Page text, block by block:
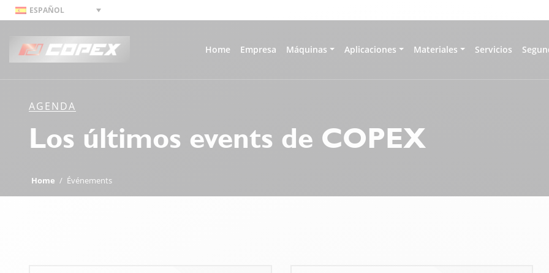
ESPAÑOL
Home Empresa Máquinas Aplicaciones Materiales Servicios
AGENDA
Los últimos events de COPEX
Home / Événements